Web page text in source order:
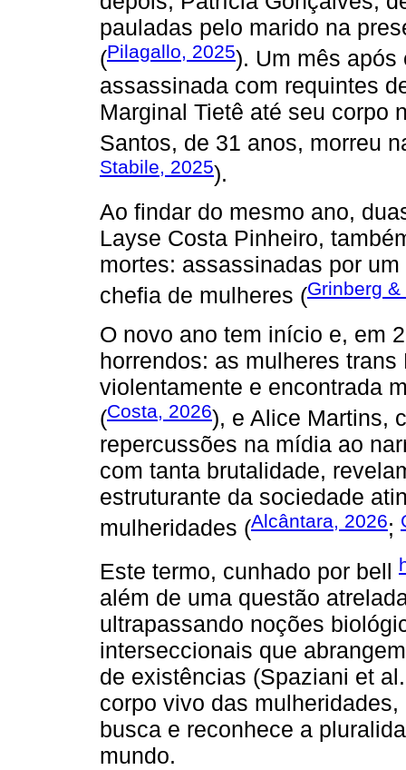
pauladas pelo marido na
(Pilagallo, 2025). Um mês
assassinada com requintes
Marginal Tietê até seu corpo
Santos, de 31 anos, morreu
Stabile, 2025).
Ao findar do mesmo ano,
Layse Costa Pinheiro,
mortes: assassinadas por
chefia de mulheres (Grinberg
O novo ano tem início e, em
horrendos: as mulheres
violentamente e encontrada
(Costa, 2026), e Alice Martins,
repercussões na mídia ao
com tanta brutalidade,
estruturante da sociedade
mulheridades (Alcântara, 2026;
Este termo, cunhado por bell
além de uma questão
ultrapassando noções
interseccionais que
de existências (Spaziani et
corpo vivo das
busca e reconhece a
mundo.